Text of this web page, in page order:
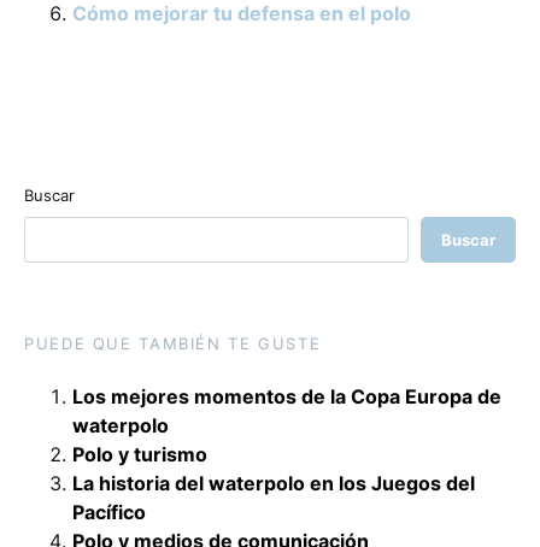
Cómo mejorar tu defensa en el polo
Buscar
Buscar
PUEDE QUE TAMBIÉN TE GUSTE
Los mejores momentos de la Copa Europa de
waterpolo
Polo y turismo
La historia del waterpolo en los Juegos del
Pacífico
Polo y medios de comunicación